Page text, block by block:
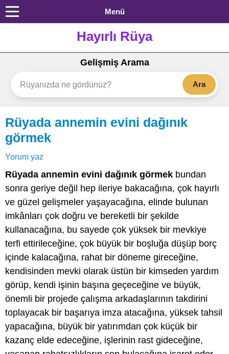
Menü
Hayırlı Rüya
Gelişmiş Arama
Ara
Rüyada annemin evini dağınık
görmek
Yorum yaz
Rüyada annemin evini dağınık görmek bundan
sonra geriye değil hep ileriye bakacağına, çok hayırlı
ve güzel gelişmeler yaşayacağına, elinde bulunan
imkânları çok doğru ve bereketli bir şekilde
kullanacağına, bu sayede çok yüksek bir mevkiye
terfi ettirileceğine, çok büyük bir boşluğa düşüp borç
içinde kalacağına, rahat bir döneme gireceğine,
kendisinden mevki olarak üstün bir kimseden yardım
görüp, kendi işinin başına geçeceğine ve büyük,
önemli bir projede çalışma arkadaşlarının takdirini
toplayacak bir başarıya imza atacağına, yüksek tahsil
yapacağına, büyük bir yatırımdan çok küçük bir
kazanç elde edeceğine, işlerinin rast gideceğine,